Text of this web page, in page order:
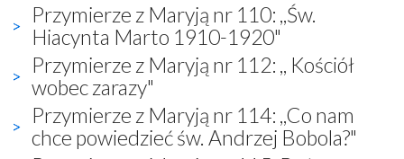
Przymierze z Maryją nr 110: ,,Św.
Hiacynta Marto 1910-1920"
Przymierze z Maryją nr 112: ,, Kościół
wobec zarazy"
Przymierze z Maryją nr 114: ,,Co nam
chce powiedzieć św. Andrzej Bobola?"